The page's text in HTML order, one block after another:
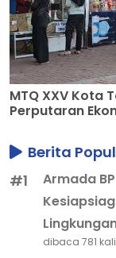
MTQ XXV Kota
Perputaran
Berita
#1
Armada
dibaca 781 kali